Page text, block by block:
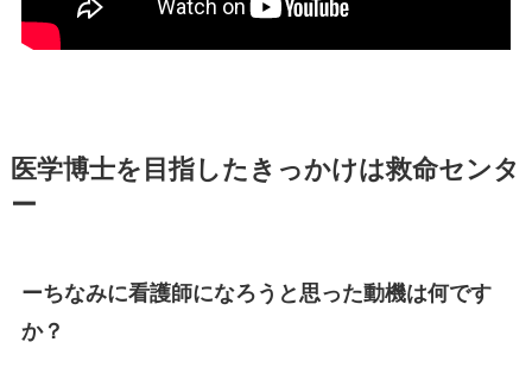
医学博士を目指したきっかけは救命センタ
ー
ーちなみに看護師になろうと思った動機は何です
か？